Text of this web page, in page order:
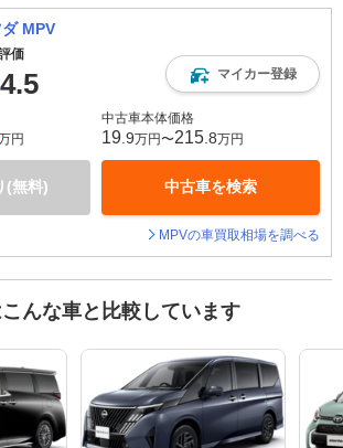
MPV
価
4.5 マイカー登録
円
(無料)
中古車本体価格
19 .9万円〜215 .8万円
中古車を検索
MPVの車買取相場を調べる
んな車と比較しています